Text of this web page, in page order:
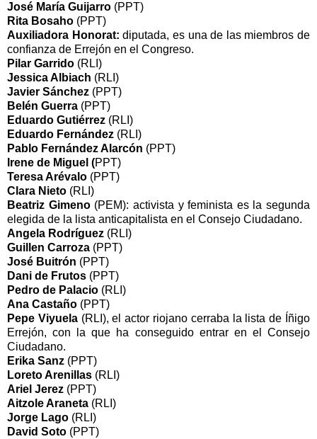
José María Guijarro (PPT)
Rita Bosaho (PPT)
Auxiliadora Honorat: diputada, es una de las miembros de
confianza de Errejón en el Congreso.
Pilar Garrido (RLI)
Jessica Albiach (RLI)
Javier Sánchez (PPT)
Belén Guerra (PPT)
Eduardo Gutiérrez (RLI)
Eduardo Fernández (RLI)
Pablo Fernández Alarcón (PPT)
Irene de Miguel (PPT)
Teresa Arévalo (PPT)
Clara Nieto (RLI)
Beatriz Gimeno(PEM): activista y feminista es la segunda
elegida de la lista anticapitalista en el Consejo Ciudadano.
Angela Rodríguez (RLI)
Guillen Carroza (PPT)
José Buitrón (PPT)
Dani de Frutos (PPT)
Pedro de Palacio (RLI)
Ana Castaño (PPT)
Pepe Viyuela (RLI), el actor riojano cerraba la lista de Íñigo
Errejón, con la que ha conseguido entrar en el Consejo
Ciudadano.
Erika Sanz (PPT)
Loreto Arenillas (RLI)
Ariel Jerez (PPT)
Aitzole Araneta (RLI)
Jorge Lago (RLI)
David Soto (PPT)